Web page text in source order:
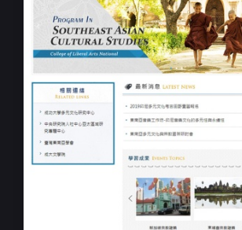
學校課程響應式網站設計